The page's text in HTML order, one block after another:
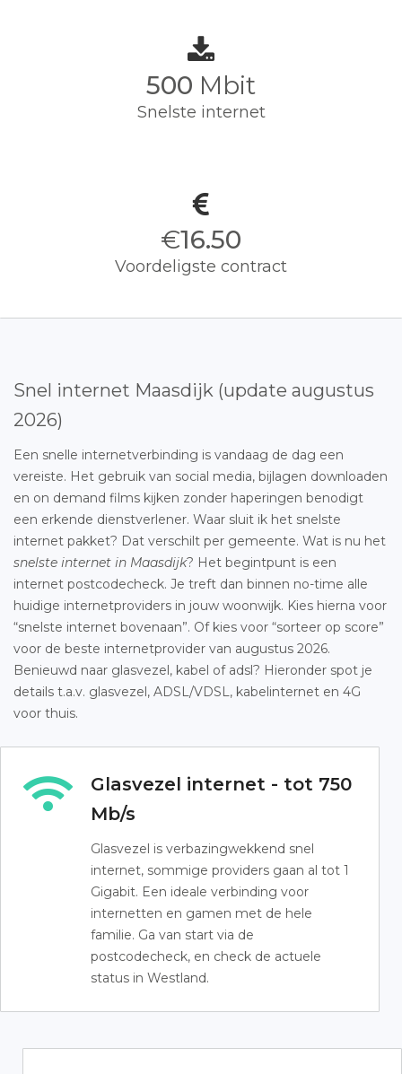
500 Mbit
Snelste internet
€16.50
Voordeligste contract
Snel internet Maasdijk (update augustus
2026)
Een snelle internetverbinding is vandaag de dag een
vereiste. Het gebruik van social media, bijlagen downloaden
en on demand films kijken zonder haperingen benodigt
een erkende dienstverlener. Waar sluit ik het snelste
internet pakket? Dat verschilt per gemeente. Wat is nu het
snelste internet in Maasdijk? Het begintpunt is een
internet postcodecheck. Je treft dan binnen no-time alle
huidige internetproviders in jouw woonwijk. Kies hierna voor
“snelste internet bovenaan”. Of kies voor “sorteer op score”
voor de beste internetprovider van augustus 2026.
Benieuwd naar glasvezel, kabel of adsl? Hieronder spot je
details t.a.v. glasvezel, ADSL/VDSL, kabelinternet en 4G
voor thuis.
Glasvezel internet - tot 750
Mb/s
Glasvezel is verbazingwekkend snel
internet, sommige providers gaan al tot 1
Gigabit. Een ideale verbinding voor
internetten en gamen met de hele
familie. Ga van start via de
postcodecheck, en check de actuele
status in Westland.